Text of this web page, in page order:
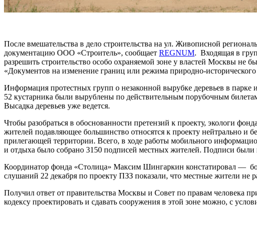
После вмешательства в дело строительства на ул. Живописной
документацию ООО «Строитель», сообщает REGNUM. Входящая в
разрешить строительство особо охраняемой зоне у властей Москвы
«Документов на изменение границ или режима природно-
Информация протестных групп о незаконной вырубке деревьев в парке
52 кустарника были вырублены по действительным порубочным
Высадка деревьев уже ведется.
Чтобы разобраться в обоснованности претензий к проекту, экологи
жителей подавляющее большинство относятся к проекту нейтрально и
прилегающей территории. Всего, в ходе работы мобильного
и отдыха было собрано 3150 подписей местных жителей. Подписи
Координатор фонда «Столица» Максим Шингаркин констатировал —
слушаний 22 декабря по проекту ПЗЗ показали, что местные жители не
Получил ответ от правительства Москвы и Совет по правам человека
кодексу проектировать и сдавать сооружения в этой зоне можно, с